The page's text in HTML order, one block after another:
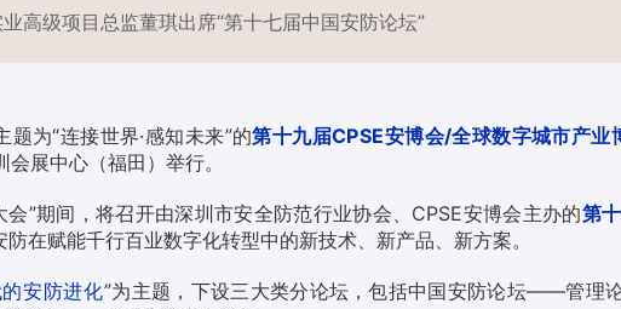
高级项目总监董琪出席“第十七届中国安防论坛”
题为“连接世界·感知未来”的第十九届CPSE安博会/全球数字城市产
会展中心（福田）举行。
”期间，将召开由深圳市安全防范行业协会、CPSE安博会主办的第
在赋能千行百业数字化转型中的新技术、新产品、新方案。
安防进化”为主题，下设三大类分论坛，包括中国安防论坛——管理